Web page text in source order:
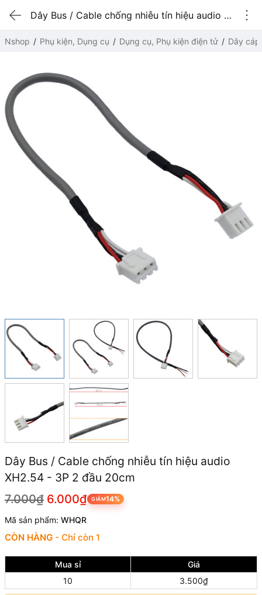
Dây Bus / Cable chống nhiễu tín hiệu audio XH2.54 - 3P 2 đầu 20cm
Nshop Phụ kiện, Dụng cụ Dụng cụ, Phụ kiện điện tử Dây cáp
Dây Bus / Cable chống nhiễu tín hiệu audio
XH2.54 - 3P 2 đầu 20cm
7.000₫ 6.000₫ GIẢM14%
Mã sản phẩm: WHQR
CÒN HÀNG - Chỉ còn 1
Mua sỉ
Giá
10
3.500₫